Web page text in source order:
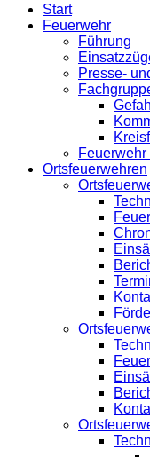
Start
Feuerwehr
Führung
Presse-
Feuerwehr
Ortsfeuerwehren